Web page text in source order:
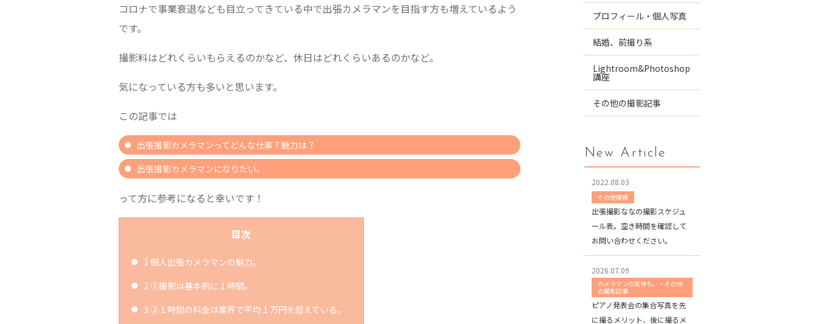
コロナで事業衰退なども目立ってきている中で出張カメラマンを目指す方も増えているよう
です。
撮影料はどれくらいもらえるのかなど、休日はどれくらいあるのかなど。
気になっている方も多いと思います。
この記事では
出張撮影カメラマンってどんな仕事？魅力は？
出張撮影カメラマンになりたい。
って方に参考になると幸いです！
目次
1 個人出張カメラマンの魅力。
2 ①撮影は基本的に１時間。
3 ②１時間の料金は業界で平均１万円を超えている。
プロフィール・個人写真
結婚、前撮り系
Lightroom&Photoshop
講座
その他の撮影記事
New Article
2022.08.03
その他情報
出張撮影ななの撮影スケジュ
ール表。空き時間を確認して
お問い合わせください。
2026.07.09
カメラマンの気持ち。・その他
の撮影記事
ピアノ発表会の集合写真を先
に撮るメリット、後に撮るメ